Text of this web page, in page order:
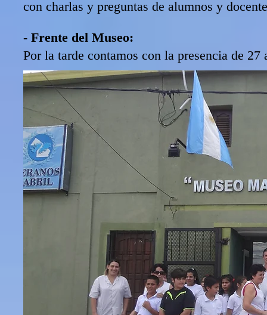
con charlas y preguntas de alumnos y
- Frente del Museo:
Por la tarde contamos con la presencia de 27